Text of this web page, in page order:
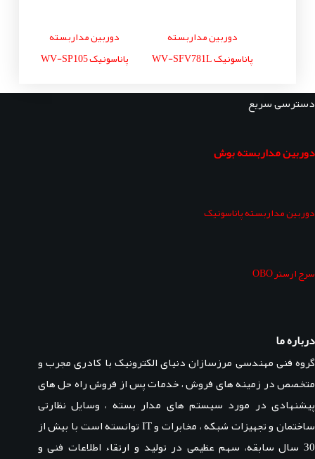
دوربین مداربسته
پاناسونیک WV-SFV781L
دوربین مداربسته
پاناسونیک WV-SP105
دسترسی سریع
دوربین مداربسته بوش
دوربین مداربسته پاناسونیک
سرج ارستر OBO
درباره ما
گروه فنی مهندسی مرزسازان دنیای الکترونیک با کادری مجرب و
متخصص در زمینه های فروش ، خدمات پس از فروش راه حل های
پیشنهادی در مورد سیستم های مدار بسته ، وسایل نظارتی
ساختمان و تجهیزات شبکه ، مخابرات و IT توانسته است با بیش از
30 سال سابقه، سهم عظیمی در تولید و ارتقاء اطلاعات فنی و